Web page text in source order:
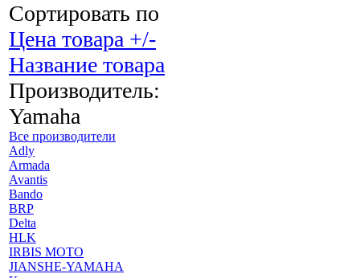
Сортировать по
Цена товара +/-
Название товара
Производитель:
Yamaha
Все производители
Adly
Armada
Avantis
Bando
BRP
Delta
HLK
IRBIS MOTO
JIANSHE-YAMAHA